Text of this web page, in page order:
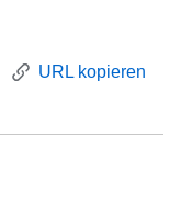
URL kopieren